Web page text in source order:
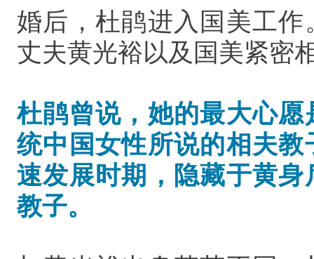
婚后，杜鹃进入国美工
丈夫黄光裕以及国美紧密
杜鹃曾说，她的最大心
统中国女性所说的相夫
速发展时期，隐藏于黄
教子。